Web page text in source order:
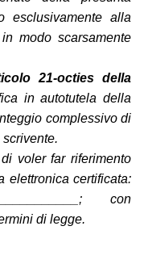
esclusivamente alla
modo scarsamente
21-octies della
in autotutela della
complessivo di
voler far riferimento
elettronica certificata:
con
di legge.